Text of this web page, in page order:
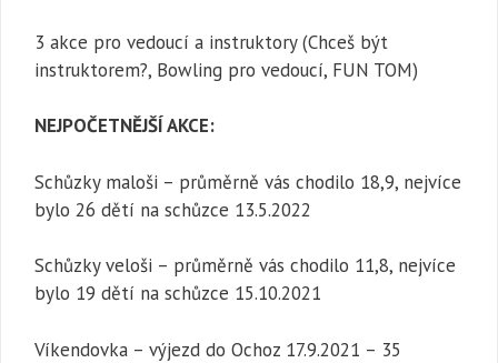
3 akce pro vedoucí a instruktory (Chceš být
instruktorem?, Bowling pro vedoucí, FUN TOM)
NEJPOČETNĚJŠÍ AKCE:
Schůzky maloši – průměrně vás chodilo 18,9, nejvíce
bylo 26 dětí na schůzce 13.5.2022
Schůzky veloši – průměrně vás chodilo 11,8, nejvíce
bylo 19 dětí na schůzce 15.10.2021
Víkendovka – výjezd do Ochoz 17.9.2021 – 35